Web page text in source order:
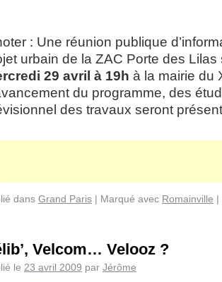
: Une réunion publique
urbain de la ZAC Porte des Lilas
29 avril à 19h à la mairie du
du programme, des
des travaux seront
dans Grand Paris | Marqué avec Romainville |
Velcom… Velooz ?
le 23 avril 2009 par Jérôme